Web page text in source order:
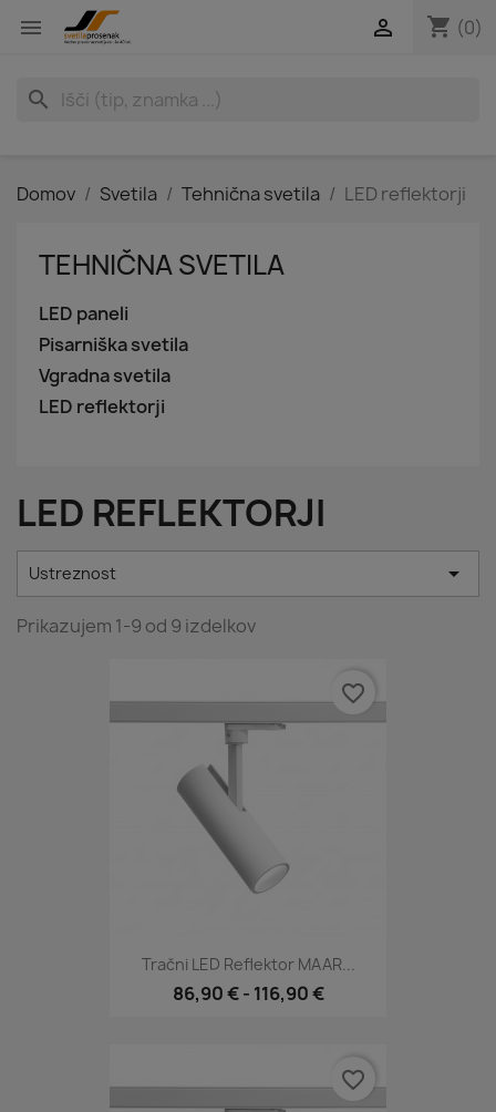
 shopping_cart (0)

search
Domov Svetila Tehnična svetila LED reflektorji
TEHNIČNA SVETILA
LED paneli
Pisarniška svetila
Vgradna svetila
LED reflektorji
LED REFLEKTORJI
Ustreznost 
Prikazujem 1-9 od 9 izdelkov
Tračni LED Reflektor MAAR...
86,90 € - 116,90 €
favorite_border
favorite_border